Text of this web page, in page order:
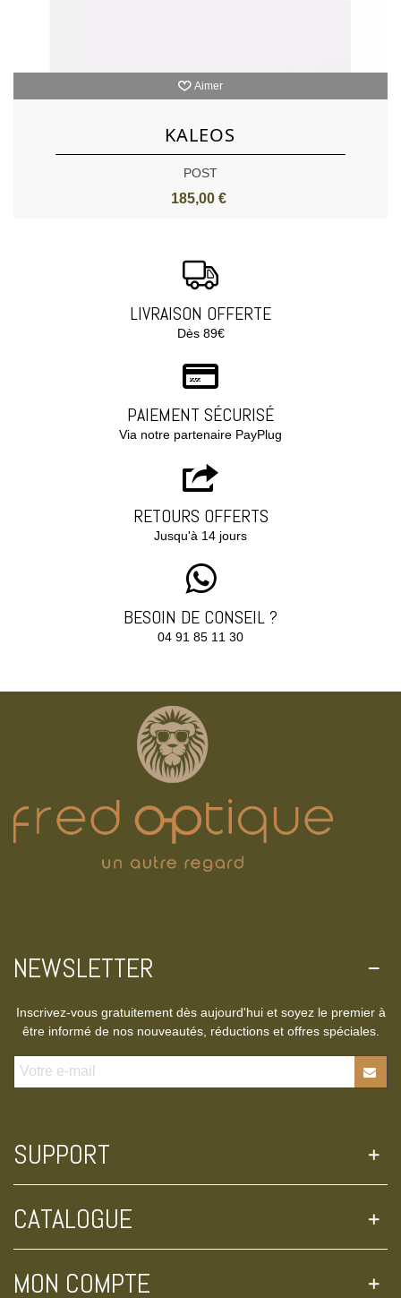
Aimer
KALEOS
POST
185,00 €
LIVRAISON OFFERTE
Dès 89€
PAIEMENT SÉCURISÉ
Via notre partenaire PayPlug
RETOURS OFFERTS
Jusqu'à 14 jours
BESOIN DE CONSEIL ?
04 91 85 11 30‬
NEWSLETTER
Inscrivez-vous gratuitement dès aujourd'hui et soyez le premier à
être informé de nos nouveautés, réductions et offres spéciales.
SUPPORT
CATALOGUE
MON COMPTE